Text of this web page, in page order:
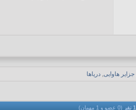
جزایر هاوایی, دریاها
(0 عضو و 1 مهمان)